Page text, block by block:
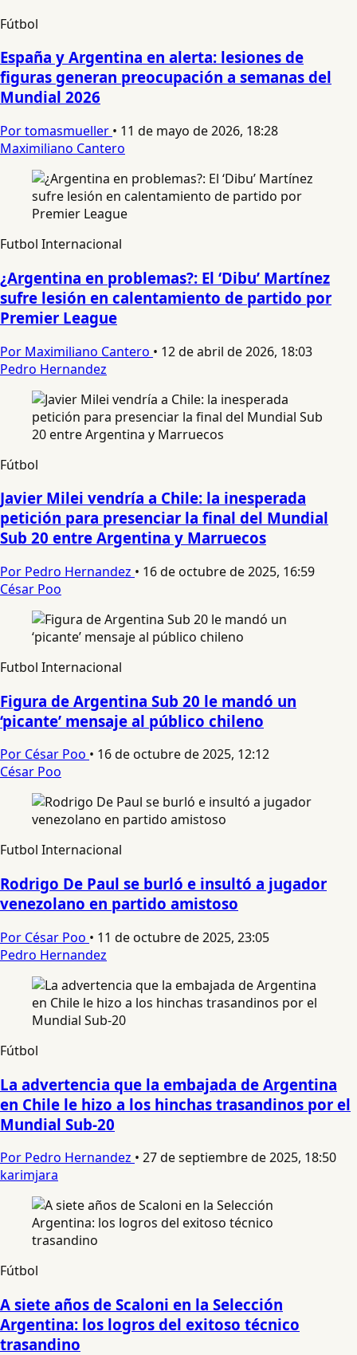
Fútbol
España y Argentina en alerta: lesiones de
figuras generan preocupación a semanas del
Mundial 2026
Por tomasmueller • 11 de mayo de 2026, 18:28
Maximiliano Cantero
Futbol Internacional
¿Argentina en problemas?: El ‘Dibu’ Martínez
sufre lesión en calentamiento de partido por
Premier League
Por Maximiliano Cantero • 12 de abril de 2026, 18:03
Pedro Hernandez
Fútbol
Javier Milei vendría a Chile: la inesperada
petición para presenciar la final del Mundial
Sub 20 entre Argentina y Marruecos
Por Pedro Hernandez • 16 de octubre de 2025, 16:59
César Poo
Futbol Internacional
Figura de Argentina Sub 20 le mandó un
‘picante’ mensaje al público chileno
Por César Poo • 16 de octubre de 2025, 12:12
César Poo
Futbol Internacional
Rodrigo De Paul se burló e insultó a jugador
venezolano en partido amistoso
Por César Poo • 11 de octubre de 2025, 23:05
Pedro Hernandez
Fútbol
La advertencia que la embajada de Argentina
en Chile le hizo a los hinchas trasandinos por el
Mundial Sub-20
Por Pedro Hernandez • 27 de septiembre de 2025, 18:50
karimjara
Fútbol
A siete años de Scaloni en la Selección
Argentina: los logros del exitoso técnico
trasandino